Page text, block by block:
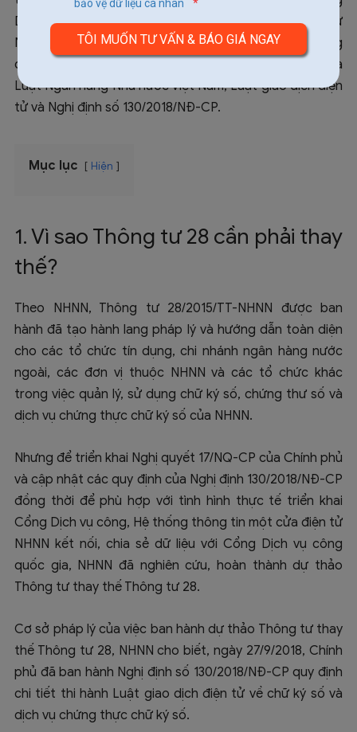
Dịch vụ công, Hệ thống thông tin một cửa điện tử
NHNN kết nối, chia sẻ dữ liệu với Cổng Dịch vụ công
quốc gia. Dự thảo Thông tư mới tuân thủ quy định của
Luật Ngân hàng Nhà nước Việt Nam, Luật giao dịch điện
tử và Nghị định số 130/2018/NĐ-CP.
Mục lục Hiện
1. Vì sao Thông tư 28 cần phải thay
thế?
Theo NHNN, Thông tư 28/2015/TT-NHNN được ban
hành đã tạo hành lang pháp lý và hướng dẫn toàn diện
cho các tổ chức tín dụng, chi nhánh ngân hàng nước
ngoài, các đơn vị thuộc NHNN và các tổ chức khác
trong việc quản lý, sử dụng chữ ký số, chứng thư số và
dịch vụ chứng thực chữ ký số của NHNN.
Nhưng để triển khai Nghị quyết 17/NQ-CP của Chính phủ
và cập nhật các quy định của Nghị định 130/2018/NĐ-CP
đồng thời để phù hợp với tình hình thực tế triển khai
Cổng Dịch vụ công, Hệ thống thông tin một cửa điện tử
NHNN kết nối, chia sẻ dữ liệu với Cổng Dịch vụ công
quốc gia, NHNN đã nghiên cứu, hoàn thành dự thảo
Thông tư thay thế Thông tư 28.
Cơ sở pháp lý của việc ban hành dự thảo Thông tư thay
thế Thông tư 28, NHNN cho biết, ngày 27/9/2018, Chính
phủ đã ban hành Nghị định số 130/2018/NĐ-CP quy định
chi tiết thi hành Luật giao dịch điện tử về chữ ký số và
dịch vụ chứng thực chữ ký số.
bảo vệ dữ liệu cá nhân
*